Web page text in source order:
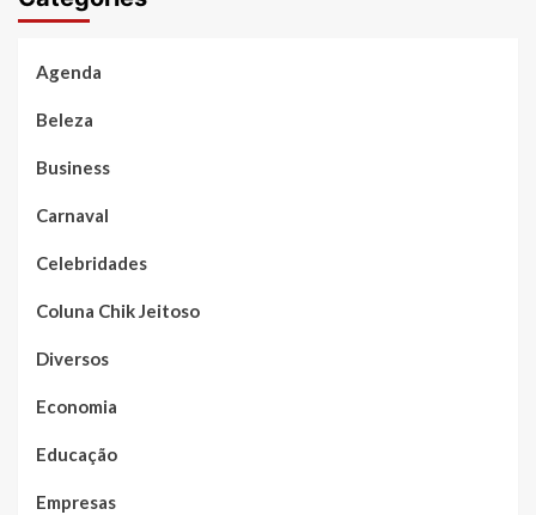
Agenda
Beleza
Business
Carnaval
Celebridades
Coluna Chik Jeitoso
Diversos
Economia
Educação
Empresas